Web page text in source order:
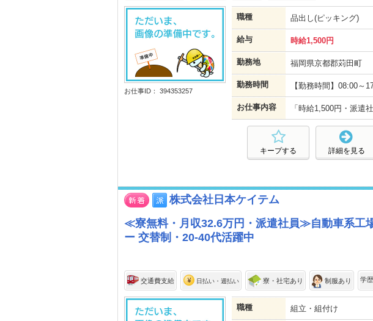
お仕事ID： 394353257
職種 品出し(ピッキング)
給与 時給1,500円
勤務地 福岡県京都郡苅田町
勤務時間 【勤務時間】08:00～
お仕事内容 「時給1,500円・派遣
詳細を見る
キープする
株式会社日本ケイテム
≪寮無料・月収32.6万円・派遣社員≫自動車系工
ー 交替制・20-40代活躍中
交通費支給 日払い・週払い 寮・社宅あり 制服あり 学
職種 組立・組付け